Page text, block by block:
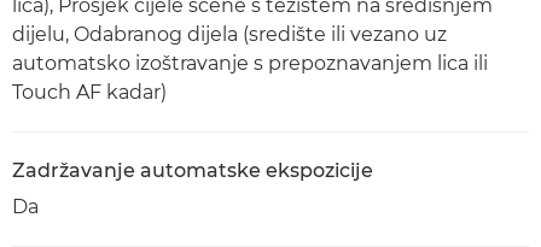
lica), Prosjek cijele scene s težištem na središnjem
dijelu, Odabranog dijela (središte ili vezano uz
automatsko izoštravanje s prepoznavanjem lica ili
Touch AF kadar)
Zadržavanje automatske ekspozicije
Da